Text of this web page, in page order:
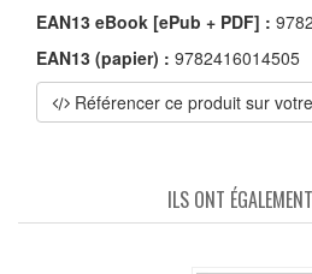
EAN13 eBook [ePub + PDF] :
EAN13 (papier) : 9782416014505
Référencer ce produit sur
ILS ONT